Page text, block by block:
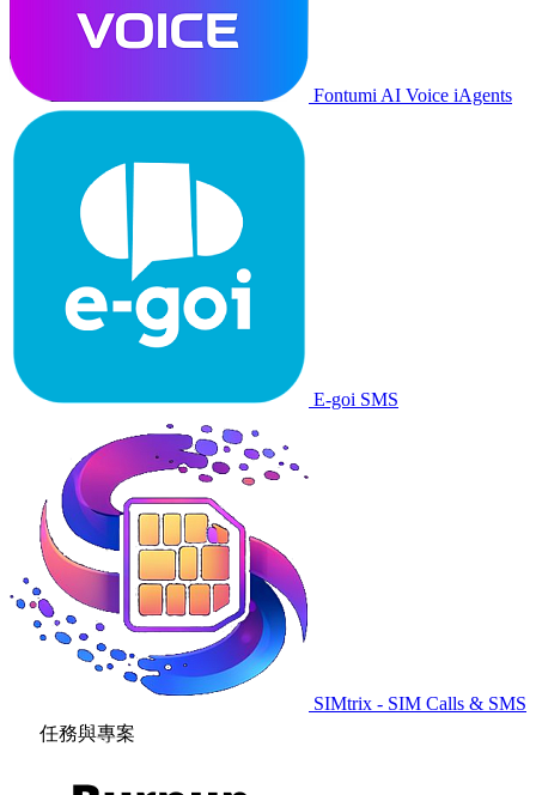
Fontumi AI Voice iAgents
E-goi SMS
SIMtrix - SIM Calls & SMS
任務與專案